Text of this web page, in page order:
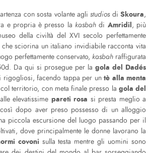
con sosta volante aglistudiosdiSkoura,
e propria è presso lakasbahdi Amridil, più
della civiltà del XVI secolo perfettamente
sciorina un italiano invidiabile racconta vita
perfettamente conservato, kasbahraffigurata
Da qui si prosegue per la gola del Dadés
rigogliosi, facendo tappa per un tè alla menta
col territorio, con meta finale presso la gola del
elevatissime pareti rosa si presta meglio a
dopo aver preso possesso di un alloggio
piccola escursione del luogo passando per il
dove principalmente le donne lavorano la
covoni sulla testa mentre gli uomini sono